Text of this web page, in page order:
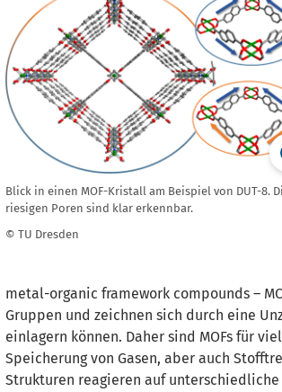
Blick in einen MOF-Kristall am Beispiel von DUT-8.
riesigen Poren sind klar erkennbar.
© TU Dresden
metal-organic framework compounds –
Gruppen und zeichnen sich durch eine
einlagern können. Daher sind MOFs für
Speicherung von Gasen, aber auch
Strukturen reagieren auf